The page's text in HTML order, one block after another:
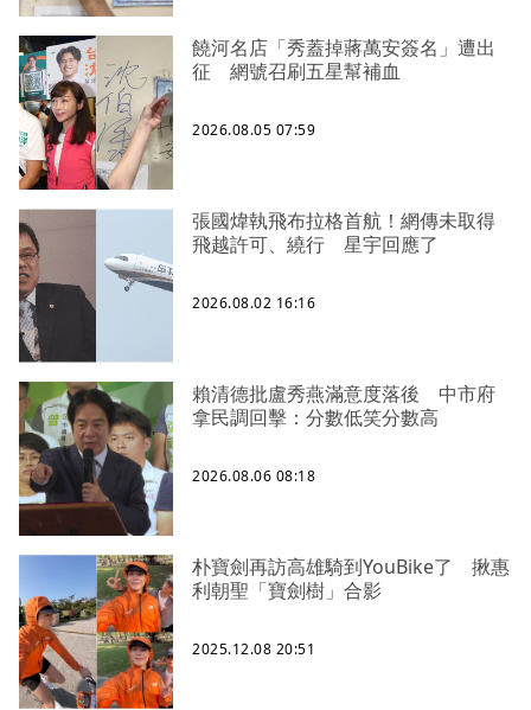
饒河名店「秀蓋掉蔣萬安簽名」遭出
征 網號召刷五星幫補血
2026.08.05 07:59
張國煒執飛布拉格首航！網傳未取得
飛越許可、繞行 星宇回應了
2026.08.02 16:16
賴清德批盧秀燕滿意度落後 中市府
拿民調回擊：分數低笑分數高
2026.08.06 08:18
朴寶劍再訪高雄騎到YouBike了 揪惠
利朝聖「寶劍樹」合影
2025.12.08 20:51